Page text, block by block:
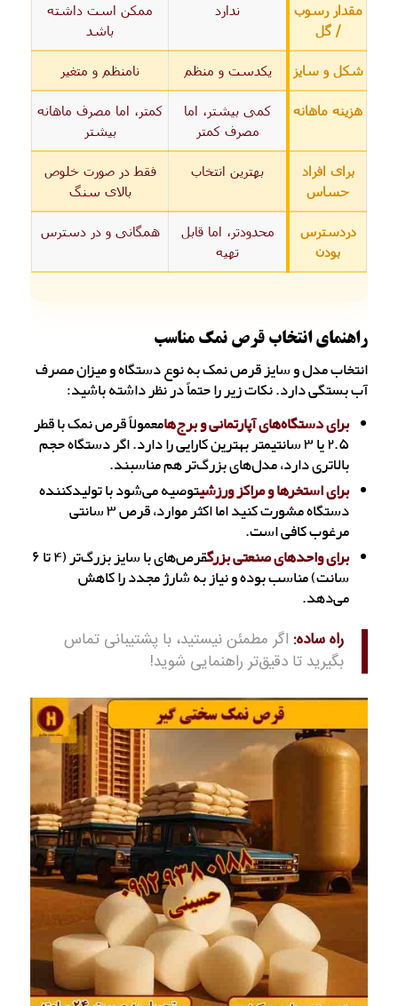
مقدار رسوب
/ گل
ندارد
ممکن است داشته
باشد
شکل و سایز یکدست و منظم نامنظم و متغیر
هزینه ماهانه
کمی بیشتر، اما
مصرف کمتر
کمتر، اما مصرف ماهانه
بیشتر
برای افراد
حساس
بهترین انتخاب
فقط در صورت خلوص
بالای سنگ
دردسترس
بودن
محدودتر، اما قابل
تهیه
همگانی و در دسترس
راهنمای انتخاب قرص نمک مناسب
انتخاب مدل و سایز قرص نمک به نوع دستگاه و میزان مصرف
آب بستگی دارد. نکات زیر را حتماً در نظر داشته باشید:
برای دستگاه‌های آپارتمانی و برج‌هامعمولاً قرص نمک با قطر
۲.۵ یا ۳ سانتیمتر بهترین کارایی را دارد. اگر دستگاه حجم
بالاتری دارد، مدل‌های بزرگ‌تر هم مناسبند.
برای استخرها و مراکز ورزشیتوصیه می‌شود با تولیدکننده
دستگاه مشورت کنید اما اکثر موارد، قرص ۳ سانتی
مرغوب کافی است.
برای واحدهای صنعتی بزرگ
قرص‌های با سایز بزرگ‌تر (۴ تا ۶
سانت) مناسب بوده و نیاز به شارژ مجدد را کاهش
می‌دهد.
راه ساده: اگر مطمئن نیستید، با پشتیبانی تماس
بگیرید تا دقیق‌تر راهنمایی شوید!